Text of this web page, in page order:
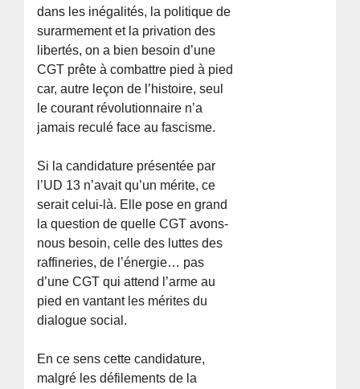
dans les inégalités, la politique de
surarmement et la privation des
libertés, on a bien besoin d’une
CGT prête à combattre pied à pied
car, autre leçon de l’histoire, seul
le courant révolutionnaire n’a
jamais reculé face au fascisme.
Si la candidature présentée par
l’UD 13 n’avait qu’un mérite, ce
serait celui-là. Elle pose en grand
la question de quelle CGT avons-
nous besoin, celle des luttes des
raffineries, de l’énergie… pas
d’une CGT qui attend l’arme au
pied en vantant les mérites du
dialogue social.
En ce sens cette candidature,
malgré les défilements de la